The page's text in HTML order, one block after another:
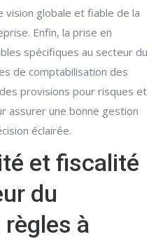
vision globale et fiable de la
Enfin, la prise en
spécifiques au secteur du
de comptabilisation des
provisions pour risques et
assurer une bonne gestion
éclairée.
et fiscalité
du
à